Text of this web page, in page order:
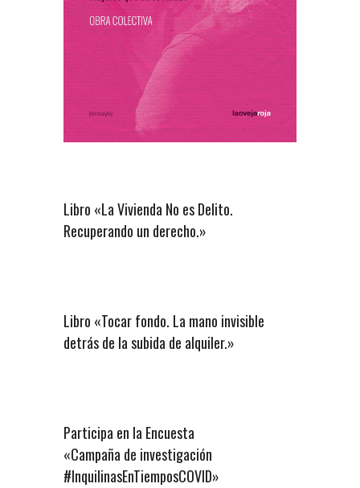
Libro «La Vivienda No es Delito.
Recuperando un derecho.»
Libro «Tocar fondo. La mano invisible
detrás de la subida de alquiler.»
Participa en la Encuesta
«Campaña de investigación
#InquilinasEnTiemposCOVID»